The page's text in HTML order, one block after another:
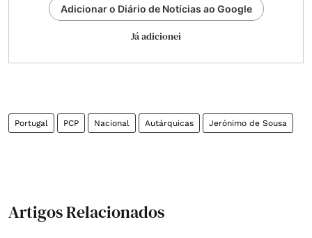
Adicionar o Diário de Notícias ao Google
Já adicionei
Portugal PCP Nacional Autárquicas Jerónimo de Sousa
Artigos Relacionados